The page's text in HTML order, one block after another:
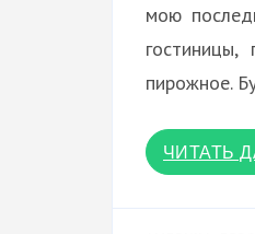
мою
пирожное.
ЧИТАТЬ